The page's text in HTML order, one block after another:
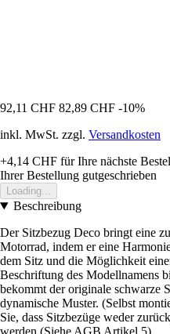
92,11 CHF 82,89 CHF -10%
inkl. MwSt. zzgl. Versandkosten
+4,14 CHF für Ihre nächste
Ihrer Bestellung gutgeschrieben
Loading...
Beschreibung
Der Sitzbezug Deco bringt eine
Motorrad, indem er eine
dem Sitz und die Möglichkeit
Beschriftung des Modellnamens
bekommt der originale schwarze
dynamische Muster. (Selbst
Sie, dass Sitzbezüge weder